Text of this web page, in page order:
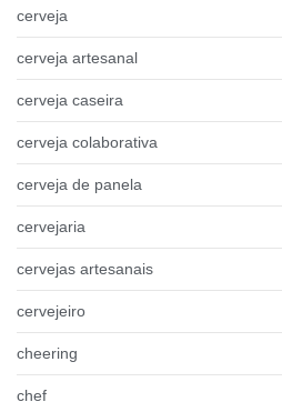
cerveja
cerveja artesanal
cerveja caseira
cerveja colaborativa
cerveja de panela
cervejaria
cervejas artesanais
cervejeiro
cheering
chef